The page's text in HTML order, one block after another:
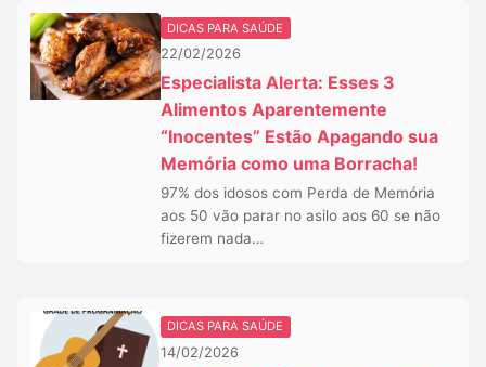
DICAS PARA SAÚDE
22/02/2026
Especialista Alerta: Esses 3
Alimentos Aparentemente
“Inocentes” Estão Apagando sua
Memória como uma Borracha!
97% dos idosos com Perda de Memória
aos 50 vão parar no asilo aos 60 se não
fizerem nada…
DICAS PARA SAÚDE
14/02/2026